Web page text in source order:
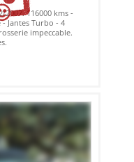
2007. 116000 kms -
Jantes Turbo - 4
impeccable.